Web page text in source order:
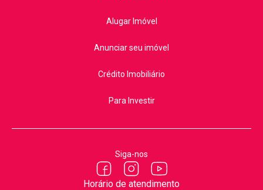
Alugar Imóvel
Anunciar seu imóvel
Crédito Imobiliário
Para Investir
Siga-nos
Horário de atendimento